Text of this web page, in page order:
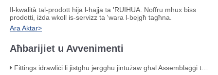
Il-kwalità tal-prodott hija l-ħajja ta 'RUIHUA. Noffru mhux biss
prodotti, iżda wkoll is-servizz ta 'wara l-bejgħ tagħna.
Ara Aktar>
Aħbarijiet u Avvenimenti
Fittings idrawliċi li jistgħu jerġgħu jintużaw għal Assemblaġġi ta 'Mani ta' Pressjoni Għolja